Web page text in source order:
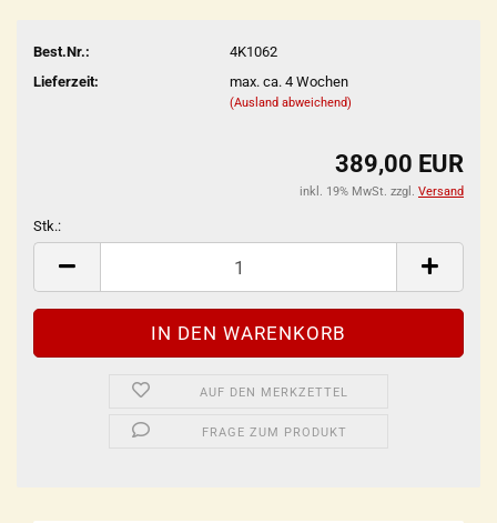
Best.Nr.:
4K1062
Lieferzeit:
max. ca. 4 Wochen
(Ausland abweichend)
389,00 EUR
inkl. 19% MwSt. zzgl. Versand
Stk.:
Stk.
AUF DEN MERKZETTEL
FRAGE ZUM PRODUKT